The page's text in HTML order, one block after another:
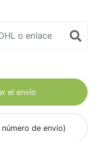
el envío
de envío)